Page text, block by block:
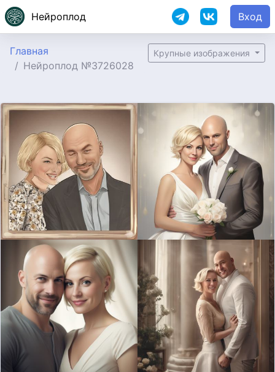
Нейроплод Вход
Главная
Нейроплод №3726028
Крупные изображения